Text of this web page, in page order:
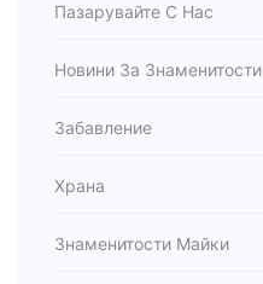
Пазарувайте С Нас
Новини За Знаменитости
Забавление
Храна
Знаменитости Майки